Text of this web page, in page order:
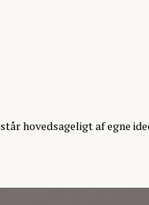
hovedsageligt af egne